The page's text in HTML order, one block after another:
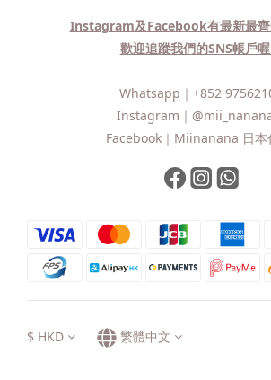
Instagram及Facebook有最新最齊
歡迎追蹤我們的SNS帳戶喔
Whatsapp｜ +852
Instagram｜
Facebook｜ Miinanana 日本
$ HKD 繁體中文